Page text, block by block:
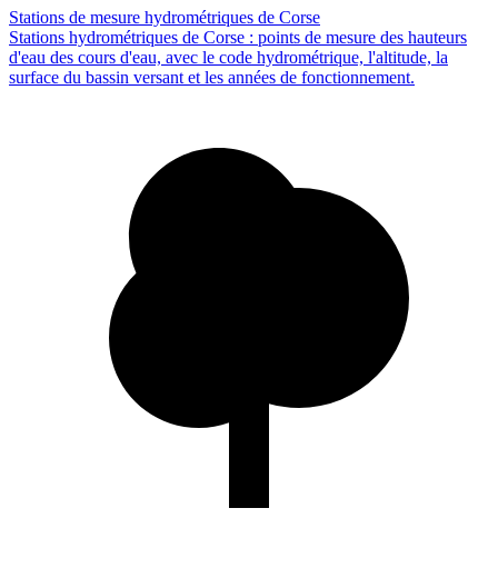
Stations de mesure hydrométriques de Corse
Stations hydrométriques de Corse : points de mesure des hauteurs
d'eau des cours d'eau, avec le code hydrométrique, l'altitude, la
surface du bassin versant et les années de fonctionnement.